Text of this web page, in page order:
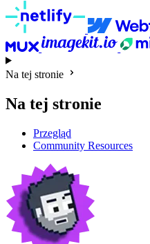
Na tej stronie
Na tej stronie
Przegląd
Community Resources